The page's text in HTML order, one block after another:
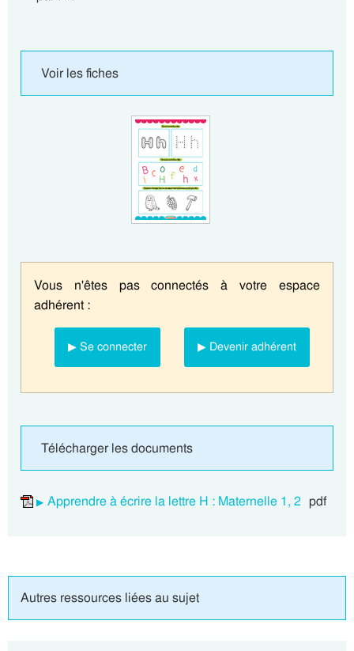
Voir les fiches
Vous n'êtes pas connectés à votre espace
adhérent :
▶ Se connecter ▶ Devenir adhérent
Télécharger les documents
Apprendre à écrire la lettre H : Maternelle 1, 2 pdf
Autres ressources liées au sujet